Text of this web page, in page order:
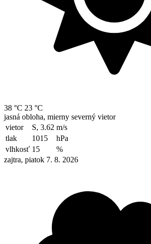
38 °C 23 °C
jasná obloha, mierny severný vietor
vietor
S, 3.62 m/s
tlak
1015
hPa
vlhkosť 15
%
zajtra, piatok 7. 8. 2026